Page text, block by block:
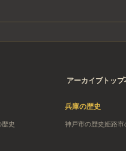
アーカイブトップ
歴史
兵庫の歴史
神戸市の歴史姫路市